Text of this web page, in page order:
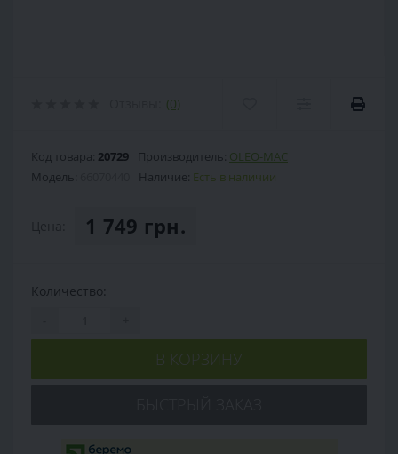
(0)
Код товара: 20729 Производитель: OLEO-MAC
Модель:
Наличие: Есть в наличии
1 749 грн.
Количество:
В КОРЗИНУ